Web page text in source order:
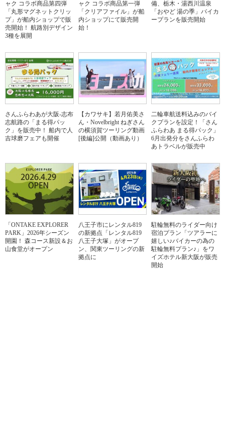
ャク コラボ商品第四弾
「丸形マグネットクリッ
プ」が船内ショップで販
売開始！ 航路別デザイン
3種を展開
ャク コラボ商品第一弾
「クリアファイル」が船
内ショップにて販売開
始！
備、栃木・湯西川温泉
「おやど 湯の季」バイカ
ープランを販売開始
さんふらわあが大阪-志布
志航路の「まる得パッ
ク」を販売中！ 船内で人
吉球磨フェアも開催
【カワサキ】若月佑美さ
ん・Novelbright ねぎさん
の横須賀ツーリング動画
[後編]公開（動画あり）
二輪車航送料込みのバイ
クプランを設定！「さん
ふらわあ まる得パック」
6月出発分をさんふらわ
あトラベルが販売中
「ONTAKE EXPLORER
PARK」2026年シーズン
開園！ 森コース新設＆お
山食堂がオープン
八王子市にレンタル819
の新拠点「レンタル819
八王子大塚」がオープ
ン、関東ツーリングの新
拠点に
駐輪無料のライダー向け
宿泊プラン「ツアラーに
嬉しい♪バイカーの為の
駐輪無料プラン♪」をワ
イズホテル新大阪が販売
開始